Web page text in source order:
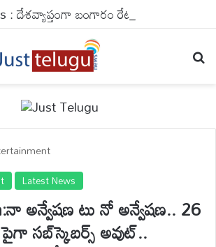
Latest News
అన్వేషణ టు నో అన్వేషణ.. 26
సబ్‌స్క్రైబర్స్ అవుట్..